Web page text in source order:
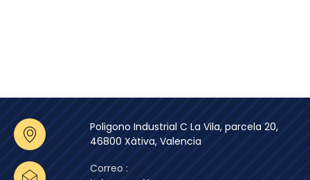
Poligono Industrial C La Vila, parcela 20,
46800 Xàtiva, Valencia
Correo :